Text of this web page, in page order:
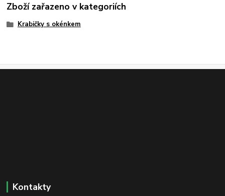
Zboží zařazeno v kategoriích
Krabičky s okénkem
Kontakty